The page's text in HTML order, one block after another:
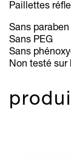
Paillettes
Sans paraben
Sans PEG
Sans
Non testé sur